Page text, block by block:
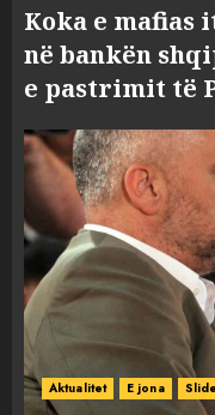
Koka e mafias
në bankën
e pastrimit të
Aktualitet E jona